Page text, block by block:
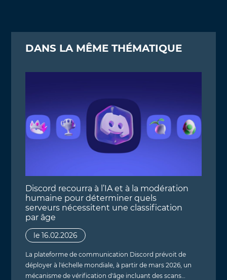
DANS LA MÊME THÉMATIQUE
Discord recourra à l’IA et à la modération
humaine pour déterminer quels
serveurs nécessitent une classification
par âge
le 16.02.2026
La plateforme de communication Discord prévoit de
déployer à l'échelle mondiale, à partir de mars 2026, un
mécanisme de vérification d'âge incluant des scans…